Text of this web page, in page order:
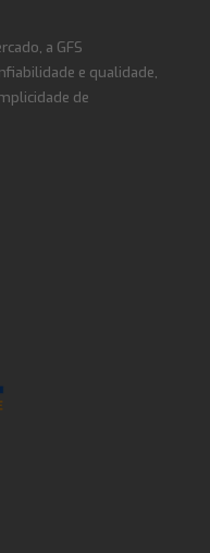
a GFS
e qualidade,
de